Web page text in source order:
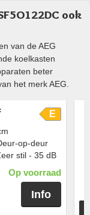
ook
van de AEG
koelkasten
beter
het merk AEG.
E
op-deur
stil - 35 dB
Op voorraad
Info